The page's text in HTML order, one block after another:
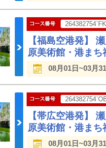
【福島空港発】
原美術館・港まち
08月01日~03月
【帯広空港発】
原美術館・港まち
08月01日~03月